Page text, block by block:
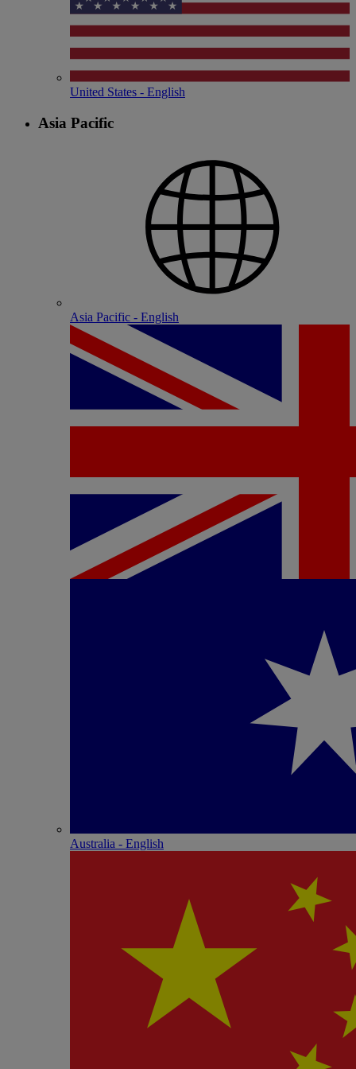
United States - English
Asia Pacific
Asia Pacific - English
Australia - English